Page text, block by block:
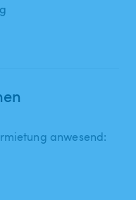
anwesend: